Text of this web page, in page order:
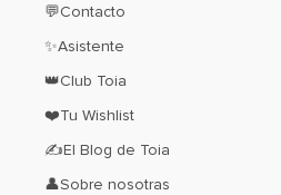
💬Contacto
✨Asistente
👑Club Toia
❤️Tu Wishlist
✍El Blog de Toia
👤Sobre nosotras